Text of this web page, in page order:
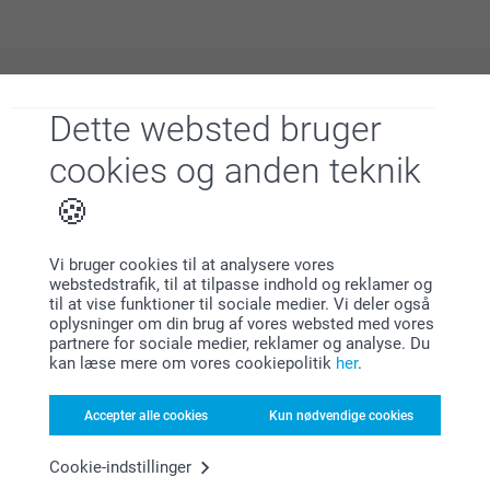
Dette websted bruger
cookies og anden teknik
Vi bruger cookies til at analysere vores
webstedstrafik, til at tilpasse indhold og reklamer og
til at vise funktioner til sociale medier. Vi deler også
oplysninger om din brug af vores websted med vores
partnere for sociale medier, reklamer og analyse. Du
kan læse mere om vores cookiepolitik her.
Accepter alle cookies Kun nødvendige cookies
Cookie-indstillinger
Hvorforsmartphoto
Tilfreds kunde garanti